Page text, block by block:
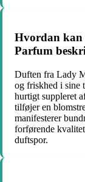
Hvordan
Parfum
Duften fra Lady
og friskhed i sine
hurtigt suppleret
tilføjer en
manifesterer
forførende
duftspor.